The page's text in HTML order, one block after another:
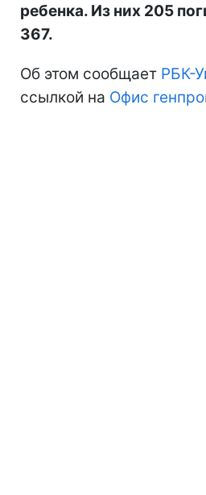
ребенка. Из них 205
367.
Об этом сообщает РБК-
ссылкой на Офис